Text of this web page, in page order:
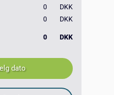
0
DKK
0 DKK
0 DKK